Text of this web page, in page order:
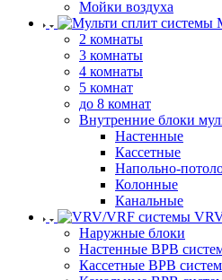
Мойки воздуха
2 комнаты
3 комнаты
4 комнаты
5 комнат
до 8 комнат
Внутренние блоки
Настенные
Кассетные
Напольно-
Колонные
Канальные
Наружные блоки
Настенные ВРВ
Кассетные ВРВ